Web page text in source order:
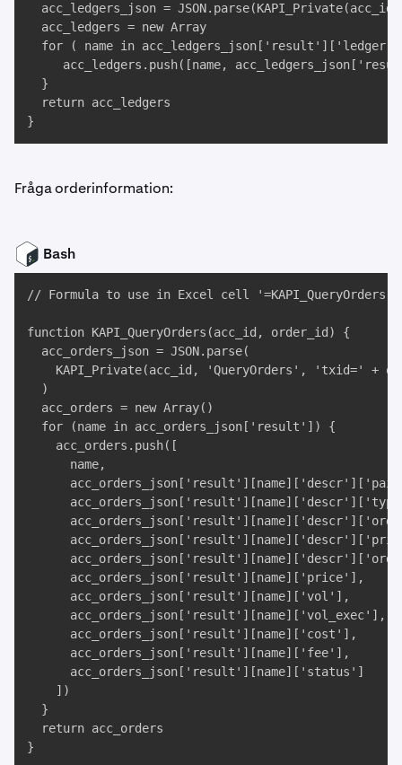
acc_ledgers_json =
acc_ledgers = new Array
for ( name in
acc_ledgers.push([name,
}
return acc_ledgers
}
Fråga orderinformation:
Bash
// Formula to use in Excel cell
function KAPI_QueryOrders(acc_id, order_id) {
  acc_orders_json = JSON.parse(
KAPI_Private(acc_id, 'QueryOrders', 'txid=' +
  )
  acc_orders = new Array()
  for (name in acc_orders_json['result']) {
    acc_orders.push([
      name,
      acc_orders_json['result'][name]['price'],
      acc_orders_json['result'][name]['vol'],
      acc_orders_json['result'][name]['vol_exec'],
      acc_orders_json['result'][name]['cost'],
      acc_orders_json['result'][name]['fee'],
      acc_orders_json['result'][name]['status']
    ])
  }
  return acc_orders
}